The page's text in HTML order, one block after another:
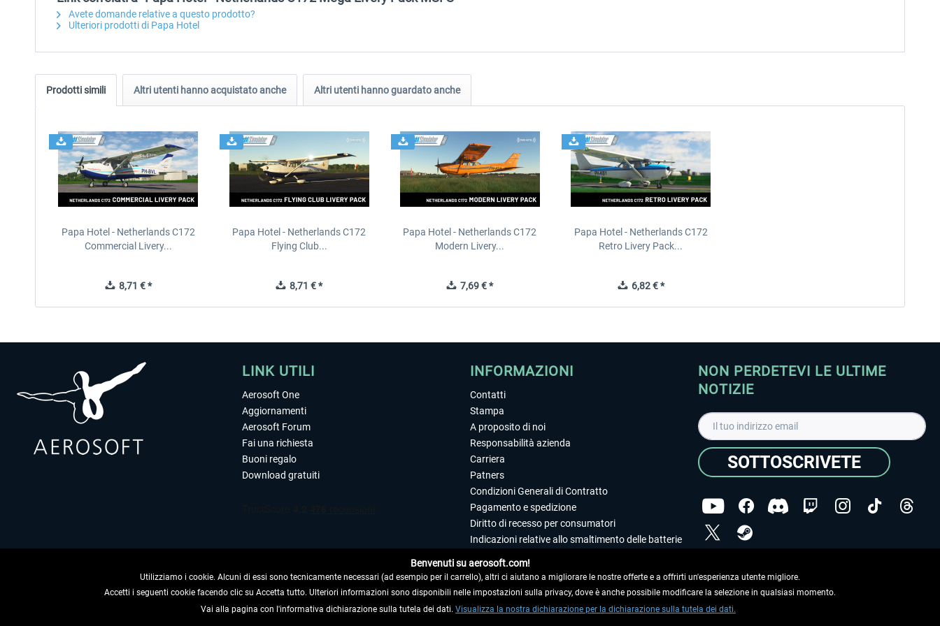
Avete domande relative a questo prodotto?
Ulteriori prodotti di Papa Hotel
Prodotti simili Altri utenti hanno acquistato anche Altri utenti hanno guardato anche
Papa Hotel - Netherlands C172
Commercial Livery...
8,71 € *
Papa Hotel - Netherlands C172
Flying Club...
8,71 € *
Papa Hotel - Netherlands C172
Modern Livery...
7,69 € *
Papa Hotel - Netherlands C172
Retro Livery Pack...
6,82 € *
LINK UTILI
Aerosoft One
Aggiornamenti
Aerosoft Forum
Fai una richiesta
Buoni regalo
Download gratuiti
RECEDERE DAL CONTRATTO
INFORMAZIONI
Contatti
Stampa
A proposito di noi
Responsabilità azienda
Carriera
Patners
Condizioni Generali di Contratto
Pagamento e spedizione
Diritto di recesso per consumatori
Indicazioni relative allo smaltimento delle batterie
Editoriale
NON PERDETEVI LE ULTIME
NOTIZIE
SOTTOSCRIVETE
dei dati.
Copyright © Aerosoft GmbH. Tutti i diritti riservati.
Benvenuti su aerosoft.com!
Utilizziamo i cookie. Alcuni di essi sono tecnicamente necessari (ad esempio per il carrello), altri ci aiutano a migliorare le nostre offerte e a offrirti un'esperienza utente migliore.
Accetti i seguenti cookie facendo clic su Accetta tutto. Ulteriori informazioni sono disponibili nelle impostazioni sulla privacy, dove è anche possibile modificare la selezione in qualsiasi momento.
Vai alla pagina con l'informativa dichiarazione sulla tutela dei dati. Visualizza la nostra dichiarazione per la dichiarazione sulla tutela dei dati.